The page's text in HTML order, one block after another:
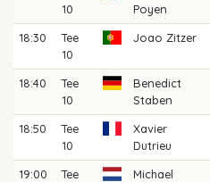
10
Poyen
18:30
Tee
10
Joao Zitzer
18:40
Tee
10
Benedict
Staben
18:50
Tee
10
Xavier
Dutrieu
19:00
Tee
Michael